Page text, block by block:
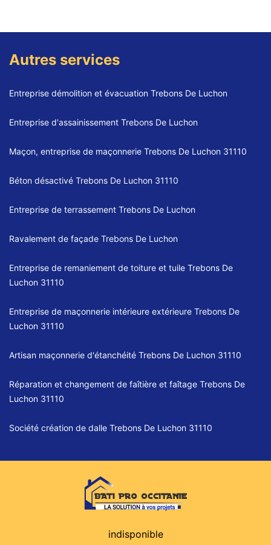
Autres services
Entreprise démolition et évacuation Trebons De Luchon
Entreprise d'assainissement Trebons De Luchon
Maçon, entreprise de maçonnerie Trebons De Luchon 31110
Béton désactivé Trebons De Luchon 31110
Entreprise de terrassement Trebons De Luchon
Ravalement de façade Trebons De Luchon
Entreprise de remaniement de toiture et tuile Trebons De
Luchon 31110
Entreprise de maçonnerie intérieure extérieure Trebons De
Luchon 31110
Artisan maçonnerie d'étanchéité Trebons De Luchon 31110
Réparation et changement de faîtière et faîtage Trebons De
Luchon 31110
Société création de dalle Trebons De Luchon 31110
indisponible